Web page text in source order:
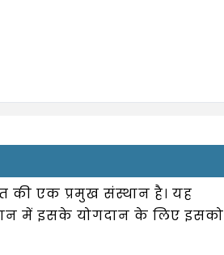
की एक प्रमुख संस्थान है। यह
में इसके योगदान के लिए इसको